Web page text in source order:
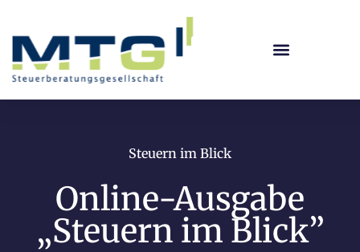
Steuern im Blick
Online-Ausgabe
„Steuern im Blick”